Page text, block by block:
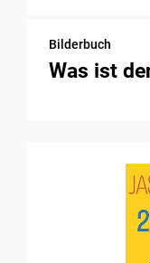
Bilderbuch
Was ist